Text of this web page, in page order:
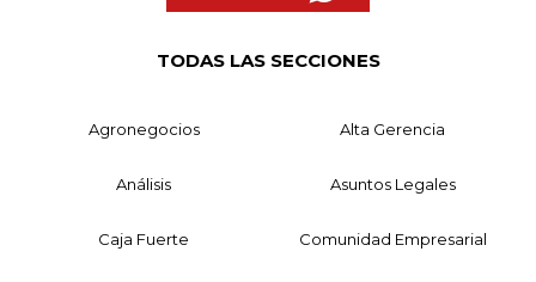
TODAS LAS SECCIONES
Agronegocios Alta Gerencia
Análisis Asuntos Legales
Caja Fuerte Comunidad Empresarial